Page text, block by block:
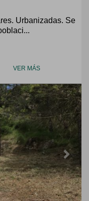
Urbanizadas. Se
VER MÁS
Next